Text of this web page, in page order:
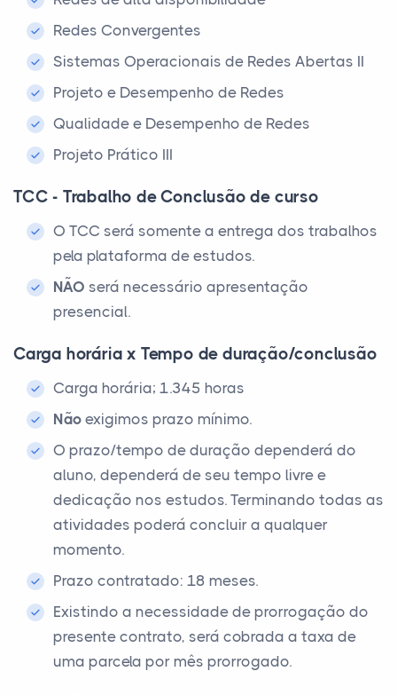
Redes Convergentes
Sistemas Operacionais de Redes Abertas II
Projeto e Desempenho de Redes
Qualidade e Desempenho de Redes
Projeto Prático III
TCC - Trabalho de Conclusão de curso
O TCC será somente a entrega dos trabalhos
pela plataforma de estudos.
NÃO será necessário apresentação
presencial.
Carga horária x Tempo de duração/conclusão
Carga horária; 1.345 horas
Não exigimos prazo mínimo.
O prazo/tempo de duração dependerá do
aluno, dependerá de seu tempo livre e
dedicação nos estudos. Terminando todas as
atividades poderá concluir a qualquer
momento.
Prazo contratado: 18 meses.
Existindo a necessidade de prorrogação do
presente contrato, será cobrada a taxa de
uma parcela por mês prorrogado.